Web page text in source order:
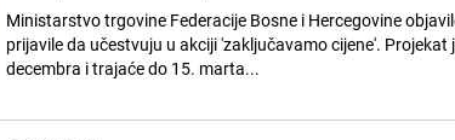
Ministarstvo trgovine Federacije Bosne i Hercegovine
prijavile da učestvuju u akciji 'zaključavamo cijene'.
decembra i trajaće do 15. marta...